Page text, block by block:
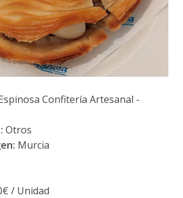
Confitería Artesanal -
Otros
Murcia
/ Unidad